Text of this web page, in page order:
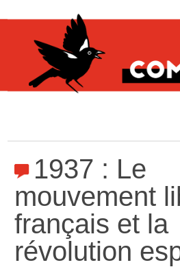
1937 : Le
mouvement
français et la
révolution